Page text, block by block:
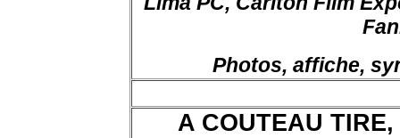
Photos, affiche,
A COUTEAU